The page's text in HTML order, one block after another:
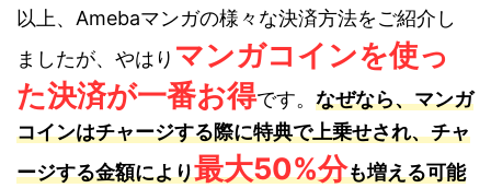
以上、Amebaマンガの様々な決済方法をご紹介し
ましたが、やはり マンガコインを使っ
た決済が一番お得です。 なぜなら、マンガ
コインはチャージする際に特典で上乗せされ、チャ
ージする金額により最大50%分も増える可能